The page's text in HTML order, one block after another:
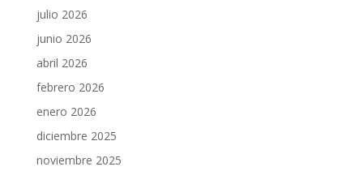
julio 2026
junio 2026
abril 2026
febrero 2026
enero 2026
diciembre 2025
noviembre 2025